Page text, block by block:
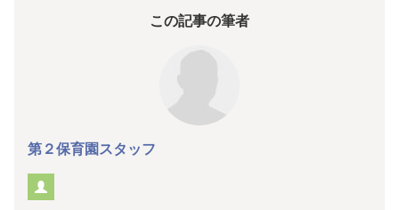
この記事の筆者
第２保育園スタッフ